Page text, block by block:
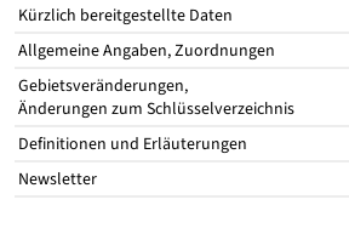
Kürzlich bereitgestellte Daten
Allgemeine Angaben, Zuordnungen
Gebietsveränderungen,
Änderungen zum Schlüsselverzeichnis
Definitionen und Erläuterungen
Newsletter